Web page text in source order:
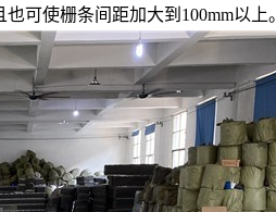
可使栅条间距加大到100mm以